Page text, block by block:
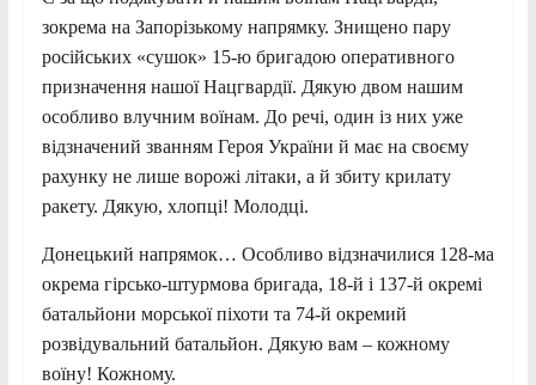
зокрема на Запорізькому напрямку. Знищено пару
російських «сушок» 15-ю бригадою оперативного
призначення нашої Нацгвардії. Дякую двом нашим
особливо влучним воїнам. До речі, один із них уже
відзначений званням Героя України й має на своєму
рахунку не лише ворожі літаки, а й збиту крилату
ракету. Дякую, хлопці! Молодці.
Донецький напрямок… Особливо відзначилися 128-ма
окрема гірсько-штурмова бригада, 18-й і 137-й окремі
батальйони морської піхоти та 74-й окремий
розвідувальний батальйон. Дякую вам – кожному
воїну! Кожному.